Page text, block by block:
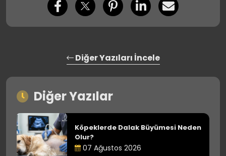
Diğer Yazıları İncele
Diğer Yazılar
Köpeklerde Dalak Büyümesi Neden
Olur?
07 Ağustos 2026